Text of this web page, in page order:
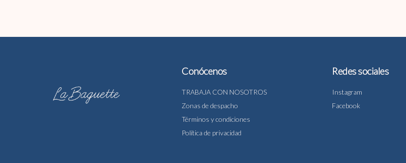
Conócenos
TRABAJA CON NOSOTROS
Zonas de despacho
Términos y condiciones
Política de privacidad
Redes sociales
Instagram
Facebook